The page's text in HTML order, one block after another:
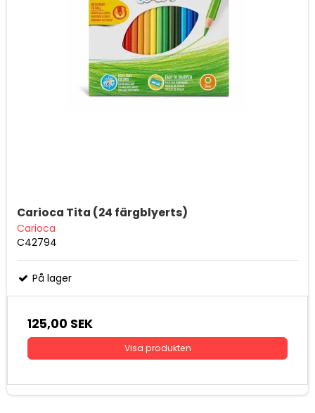
Carioca Tita (24 färgblyerts)
Carioca
C42794
På lager
125,00 SEK
Visa produkten